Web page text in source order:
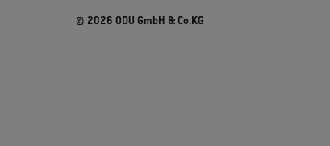
© 2026 ODU GmbH & Co.KG